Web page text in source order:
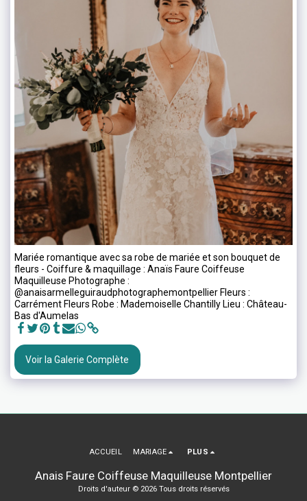
Mariée romantique avec sa robe de mariée et son bouquet de
fleurs - Coiffure & maquillage : Anaïs Faure Coiffeuse
Maquilleuse Photographe :
@anaisarmelleguiraudphotographemontpellier Fleurs :
Carrément Fleurs Robe : Mademoiselle Chantilly Lieu : Château-
Bas d'Aumelas
Voir la Galerie Complète
Anais Faure Coiffeuse Maquilleuse Montpellier
Droits d'auteur © 2026 Tous droits réservés
ACCUEIL MARIAGE PLUS